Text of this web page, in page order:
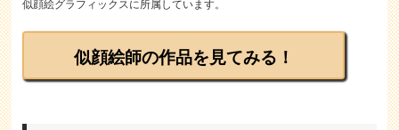
似顔絵グラフィックスに所属しています。
似顔絵師の作品を見てみる！